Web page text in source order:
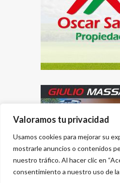
Valoramos tu privacidad
Usamos cookies para mejorar su
mostrarle anuncios o contenidos
nuestro tráfico. Al hacer clic en
consentimiento a nuestro uso de